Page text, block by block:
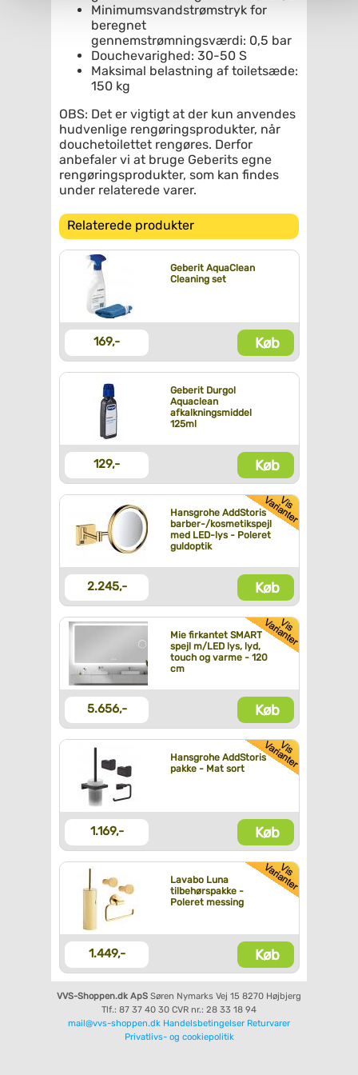
Minimumsvandstrømstryk for
beregnet
gennemstrømningsværdi: 0,5 bar
Douchevarighed: 30-50 S
Maksimal belastning af toiletsæde:
150 kg
OBS: Det er vigtigt at der kun anvendes
hudvenlige rengøringsprodukter, når
douchetoilettet rengøres. Derfor
anbefaler vi at bruge Geberits egne
rengøringsprodukter, som kan findes
under relaterede varer.
Relaterede produkter
Geberit AquaClean
Cleaning set
169,- Køb
Geberit Durgol
Aquaclean
afkalkningsmiddel
125ml
129,- Køb
Hansgrohe AddStoris
barber-/kosmetikspejl
med LED-lys - Poleret
guldoptik
2.245,- Køb
Mie firkantet SMART
spejl m/LED lys, lyd,
touch og varme - 120
cm
5.656,- Køb
Hansgrohe AddStoris
pakke - Mat sort
1.169,- Køb
Lavabo Luna
tilbehørspakke -
Poleret messing
1.449,- Køb
VVS-Shoppen.dk ApS Søren Nymarks Vej 15 8270 Højbjerg
Tlf.: 87 37 40 30 CVR nr.: 28 33 18 94
mail@vvs-shoppen.dk Handelsbetingelser Returvarer
Privatlivs- og cookiepolitik